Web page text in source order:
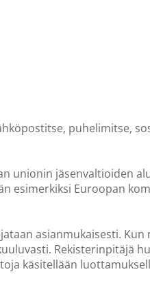
puhelimitse,
unionin jäsenvaltioiden
esimerkiksi Euroopan
asianmukaisesti.
Rekisterinpitäjä
käsitellään